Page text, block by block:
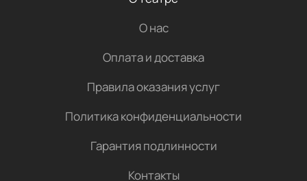
О нас
Оплата и доставка
Правила оказания услуг
Политика конфиденциальности
Гарантия подлинности
Контакты